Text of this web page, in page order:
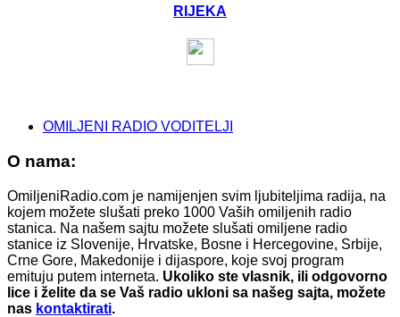
RIJEKA
OMILJENI RADIO VODITELJI
O nama:
OmiljeniRadio.com je namijenjen svim ljubiteljima radija, na
kojem možete slušati preko 1000 Vaših omiljenih radio
stanica. Na našem sajtu možete slušati omiljene radio
stanice iz Slovenije, Hrvatske, Bosne i Hercegovine, Srbije,
Crne Gore, Makedonije i dijaspore, koje svoj program
emituju putem interneta. Ukoliko ste vlasnik, ili odgovorno
lice i želite da se Vaš radio ukloni sa našeg sajta, možete
nas kontaktirati.